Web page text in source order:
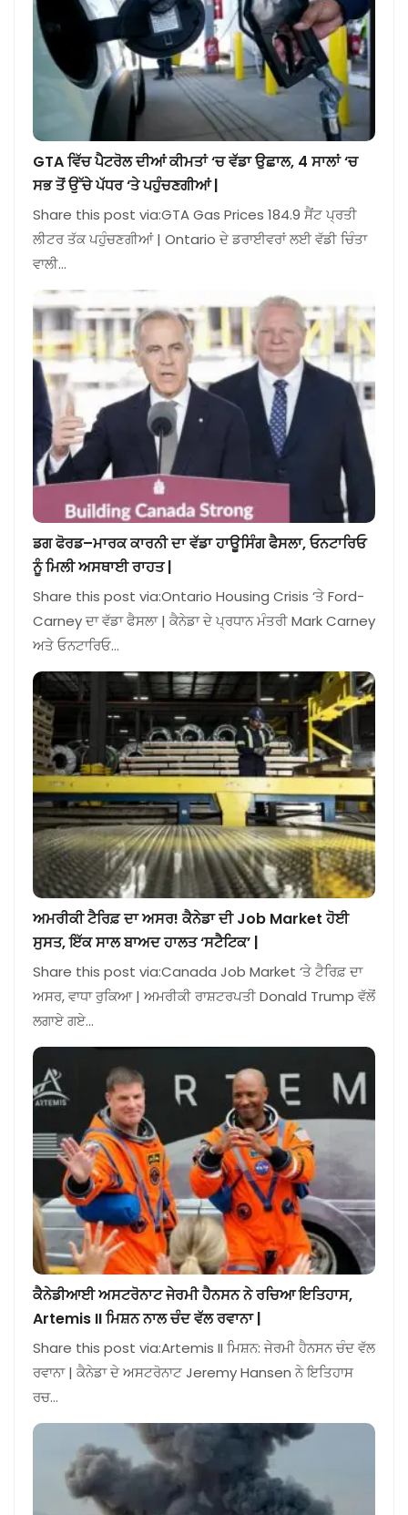
GTA ਵਿੱਚ ਪੈਟਰੋਲ ਦੀਆਂ ਕੀਮਤਾਂ ‘ਚ ਵੱਡਾ ਉਛਾਲ, 4 ਸਾਲਾਂ ‘ਚ
ਸਭ ਤੋਂ ਉੱਚੇ ਪੱਧਰ ‘ਤੇ ਪਹੁੰਚਣਗੀਆਂ |
Share this post via:GTA Gas Prices 184.9 ਸੈਂਟ ਪ੍ਰਤੀ
ਲੀਟਰ ਤੱਕ ਪਹੁੰਚਣਗੀਆਂ | Ontario ਦੇ ਡਰਾਈਵਰਾਂ ਲਈ ਵੱਡੀ ਚਿੰਤਾ
ਵਾਲੀ…
ਡਗ ਫੋਰਡ–ਮਾਰਕ ਕਾਰਨੀ ਦਾ ਵੱਡਾ ਹਾਊਸਿੰਗ ਫੈਸਲਾ, ਓਨਟਾਰਿਓ
ਨੂੰ ਮਿਲੀ ਅਸਥਾਈ ਰਾਹਤ |
Share this post via:Ontario Housing Crisis ‘ਤੇ Ford-
Carney ਦਾ ਵੱਡਾ ਫੈਸਲਾ | ਕੈਨੇਡਾ ਦੇ ਪ੍ਰਧਾਨ ਮੰਤਰੀ Mark Carney
ਅਤੇ ਓਨਟਾਰਿਓ…
ਅਮਰੀਕੀ ਟੈਰਿਫ਼ ਦਾ ਅਸਰ! ਕੈਨੇਡਾ ਦੀ Job Market ਹੋਈ
ਸੁਸਤ, ਇੱਕ ਸਾਲ ਬਾਅਦ ਹਾਲਤ ‘ਸਟੈਟਿਕ’ |
Share this post via:Canada Job Market ‘ਤੇ ਟੈਰਿਫ਼ ਦਾ
ਅਸਰ, ਵਾਧਾ ਰੁਕਿਆ | ਅਮਰੀਕੀ ਰਾਸ਼ਟਰਪਤੀ Donald Trump ਵੱਲੋਂ
ਲਗਾਏ ਗਏ…
ਕੈਨੇਡੀਆਈ ਅਸਟਰੋਨਾਟ ਜੇਰਮੀ ਹੈਨਸਨ ਨੇ ਰਚਿਆ ਇਤਿਹਾਸ,
Artemis II ਮਿਸ਼ਨ ਨਾਲ ਚੰਦ ਵੱਲ ਰਵਾਨਾ |
Share this post via:Artemis II ਮਿਸ਼ਨ: ਜੇਰਮੀ ਹੈਨਸਨ ਚੰਦ ਵੱਲ
ਰਵਾਨਾ | ਕੈਨੇਡਾ ਦੇ ਅਸਟਰੋਨਾਟ Jeremy Hansen ਨੇ ਇਤਿਹਾਸ
ਰਚ…